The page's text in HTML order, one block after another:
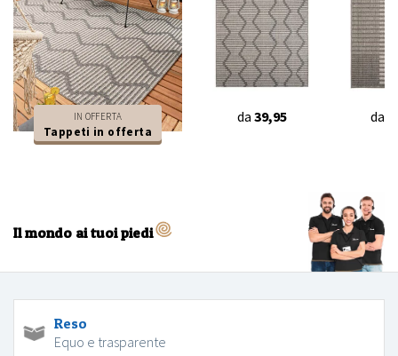
IN OFFERTA
Tappeti in offerta
da 39,95 da
Il mondo ai tuoi piedi
Reso
Equo e trasparente